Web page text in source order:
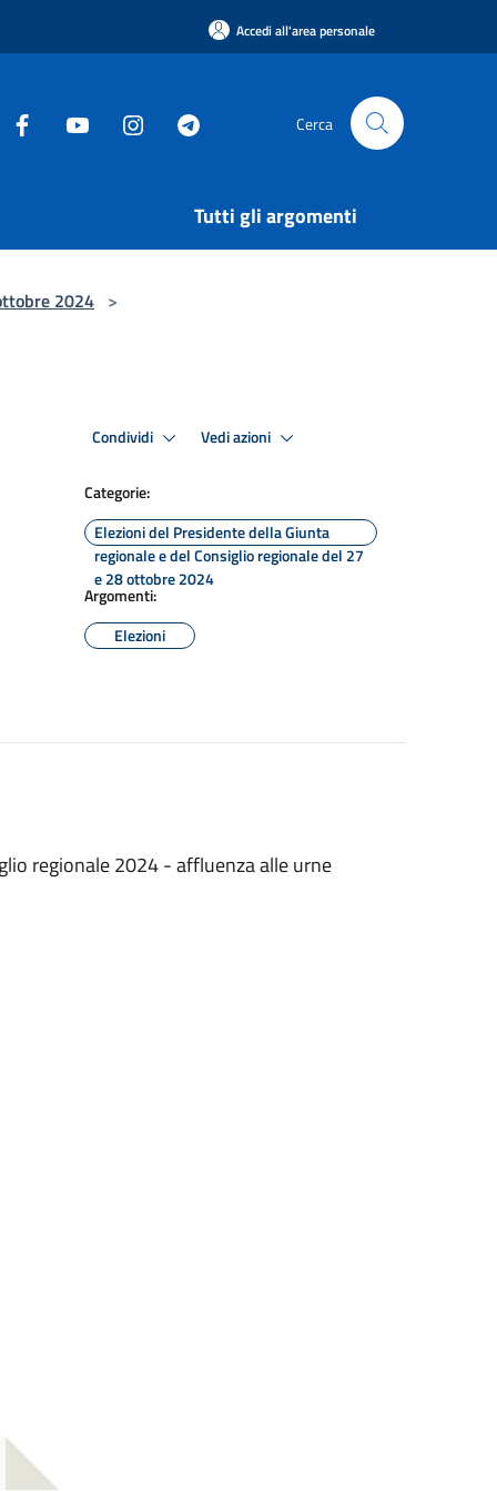
Accedi all'area personale
Cerca
Tutti gli argomenti
2024 >
Condividi Vedi azioni
Categorie:
Elezioni del Presidente della Giunta
regionale e del Consiglio regionale del 27
e 28 ottobre 2024
Argomenti:
Elezioni
regionale 2024 - affluenza alle urne